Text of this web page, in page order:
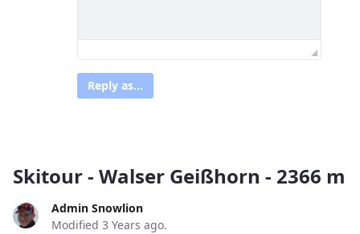
Reply as...
Skitour - Walser Geißhorn - 2366 m
Admin Snowlion
Modified 3 Years ago.